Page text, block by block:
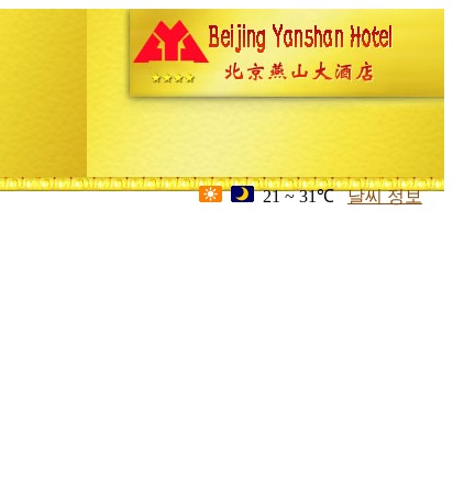
21 ~ 31℃ 날씨 정보